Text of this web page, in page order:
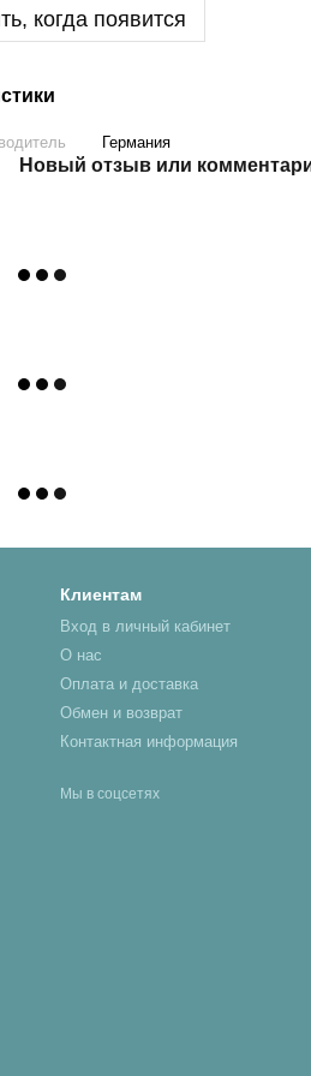
когда появится
Германия
Новый отзыв или
Клиентам
Вход в личный кабинет
О нас
Оплата и доставка
Обмен и возврат
Контактная информация
Мы в соцсетях